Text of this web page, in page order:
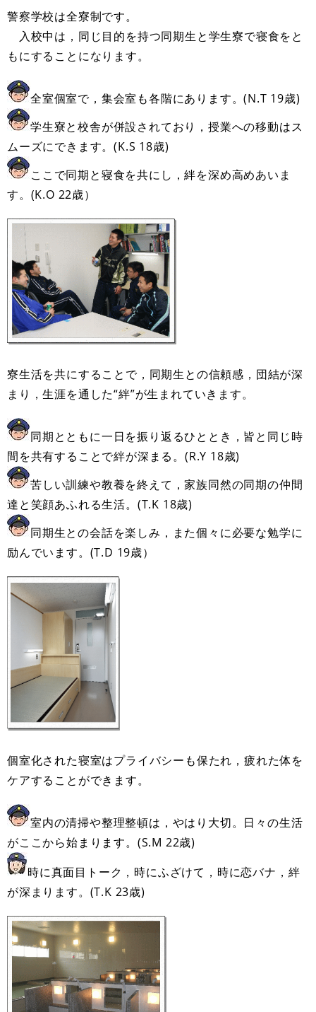
警察学校は全寮制です。
入校中は，同じ目的を持つ同期生と学生寮で寝食をと
もにすることになります。
全室個室で，集会室も各階にあります。(N.T 19歳)
学生寮と校舎が併設されており，授業への移動はス
ムーズにできます。(K.S 18歳)
ここで同期と寝食を共にし，絆を深め高めあいま
す。(K.O 22歳）
寮生活を共にすることで，同期生との信頼感，団結が深
まり，生涯を通した“絆”が生まれていきます。
同期とともに一日を振り返るひととき，皆と同じ時
間を共有することで絆が深まる。(R.Y 18歳)
苦しい訓練や教養を終えて，家族同然の同期の仲間
達と笑顔あふれる生活。(T.K 18歳)
同期生との会話を楽しみ，また個々に必要な勉学に
励んでいます。(T.D 19歳）
個室化された寝室はプライバシーも保たれ，疲れた体を
ケアすることができます。
室内の清掃や整理整頓は，やはり大切。日々の生活
がここから始まります。(S.M 22歳)
時に真面目トーク，時にふざけて，時に恋バナ，絆
が深まります。(T.K 23歳)